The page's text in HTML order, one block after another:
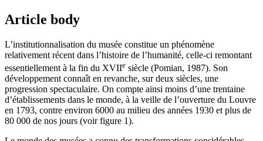
Article body
L’institutionnalisation du musée constitue un phénomène
relativement récent dans l’histoire de l’humanité, celle-ci remontant
essentiellement à la fin du XVIIe siècle (Pomian, 1987). Son
développement connaît en revanche, sur deux siècles, une
progression spectaculaire. On compte ainsi moins d’une trentaine
d’établissements dans le monde, à la veille de l’ouverture du Louvre
en 1793, contre environ 6000 au milieu des années 1930 et plus de
80 000 de nos jours (voir figure 1).